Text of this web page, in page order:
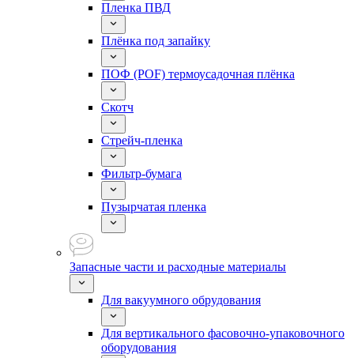
Пленка ПВД
Плёнка под запайку
ПОФ (POF) термоусадочная плёнка
Скотч
Стрейч-пленка
Фильтр-бумага
Пузырчатая пленка
Запасные части и расходные материалы
Для вакуумного обрудования
Для вертикального фасовочно-упаковочного
оборудования